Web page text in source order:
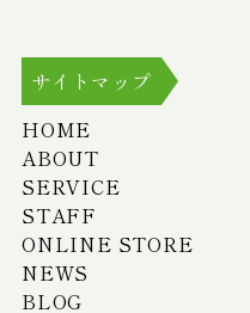
サイトマップ
HOME
ABOUT
SERVICE
STAFF
ONLINE STORE
NEWS
BLOG